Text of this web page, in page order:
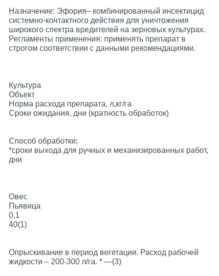
Назначение: Эфория– комбинированный инсектицид
системно-контактного действия для уничтожения
широкого спектра вредителей на зерновых культурах.
Регламенты применения: применять препарат в
строгом соответствии с данными рекомендациями.
Культура
Объект
Норма расхода препарата, л,кг/га
Cроки ожидания, дни (кратность обработок)
Способ обработки;
*сроки выхода для ручных и механизированных работ,
дни
Овес
Пьявица
0,1
40(1)
Опрыскивание в период вегетации. Расход рабочей
жидкости – 200-300 л/га. * —(3)